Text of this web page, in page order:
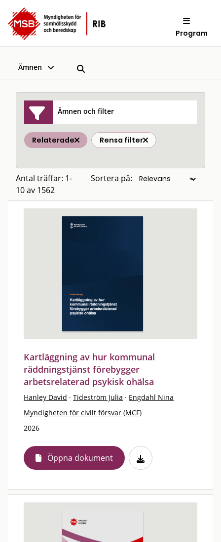
Program
Ämnen
Ämnen och filter
Relaterade Rensa filter
Antal träffar: 1-
10 av 1562
Sortera på:
Kartläggning av hur kommunal
räddningstjänst förebygger
arbetsrelaterad psykisk ohälsa
Hanley David · Tideström Julia · Engdahl Nina
Myndigheten för civilt försvar (MCF)
2026
Öppna dokument